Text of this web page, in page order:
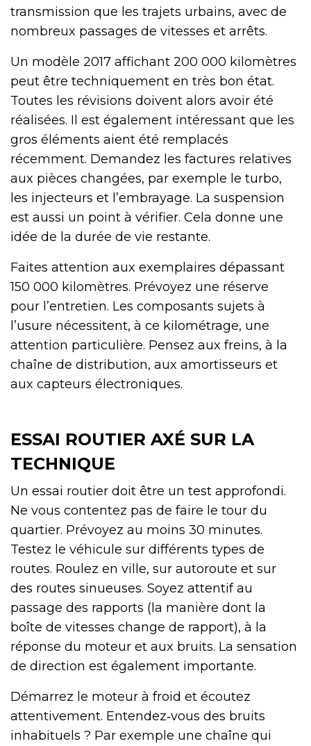
transmission que les trajets urbains, avec de
nombreux passages de vitesses et arrêts.
Un modèle 2017 affichant 200 000 kilomètres
peut être techniquement en très bon état.
Toutes les révisions doivent alors avoir été
réalisées. Il est également intéressant que les
gros éléments aient été remplacés
récemment. Demandez les factures relatives
aux pièces changées, par exemple le turbo,
les injecteurs et l’embrayage. La suspension
est aussi un point à vérifier. Cela donne une
idée de la durée de vie restante.
Faites attention aux exemplaires dépassant
150 000 kilomètres. Prévoyez une réserve
pour l’entretien. Les composants sujets à
l’usure nécessitent, à ce kilométrage, une
attention particulière. Pensez aux freins, à la
chaîne de distribution, aux amortisseurs et
aux capteurs électroniques.
ESSAI ROUTIER AXÉ SUR LA
TECHNIQUE
Un essai routier doit être un test approfondi.
Ne vous contentez pas de faire le tour du
quartier. Prévoyez au moins 30 minutes.
Testez le véhicule sur différents types de
routes. Roulez en ville, sur autoroute et sur
des routes sinueuses. Soyez attentif au
passage des rapports (la manière dont la
boîte de vitesses change de rapport), à la
réponse du moteur et aux bruits. La sensation
de direction est également importante.
Démarrez le moteur à froid et écoutez
attentivement. Entendez‑vous des bruits
inhabituels ? Par exemple une chaîne qui